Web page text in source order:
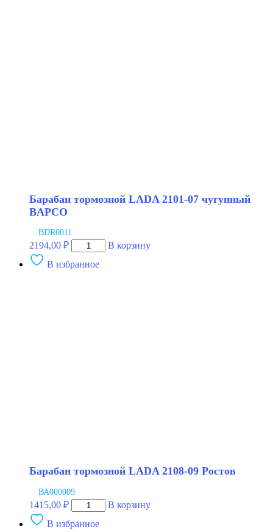
Барабан тормозной LADA 2101-07 чугунный
BAPCO
BDR0011
2194,00 ₽
Количество
товара
Барабан
В корзину
В избранное
Барабан тормозной LADA 2108-09 Ростов
ВА000009
1415,00 ₽
Количество
товара
Барабан
В корзину
В избранное